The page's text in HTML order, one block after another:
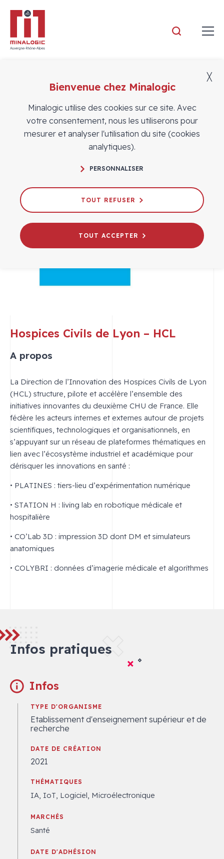
Adhérents
Hospices Civils de Lyon – HCL
A propos
La Direction de l’Innovation des Hospices Civils de Lyon
(HCL) structure, pilote et accélère l’ensemble des
initiatives innovantes du deuxième CHU de France. Elle
fédère les acteurs internes et externes autour de projets
scientifiques, technologiques et organisationnels, en
s’appuyant sur un réseau de plateformes thématiques en
lien avec l’écosystème industriel et académique pour
dérisquer les innovations en santé :
• PLATINES : tiers-lieu d’expérimentation numérique
• STATION H : living lab en robotique médicale et
hospitalière
• CO’Lab 3D : impression 3D dont DM et simulateurs
anatomiques
• COLYBRI : données d’imagerie médicale et algorithmes
Infos pratiques
Infos
TYPE D'ORGANISME
Etablissement d'enseignement supérieur et de
recherche
DATE DE CRÉATION
2021
THÉMATIQUES
IA, IoT, Logiciel, Microélectronique
MARCHÉS
Santé
DATE D'ADHÉSION
Bienvenue chez Minalogic
Minalogic utilise des cookies sur ce site. Avec
votre consentement, nous les utiliserons pour
mesurer et analyser l'utilisation du site (cookies
analytiques).
PERSONNALISER
TOUT REFUSER
TOUT ACCEPTER
╳